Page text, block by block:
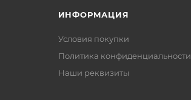
ИНФОРМАЦИЯ
Условия покупки
Политика конфиденциальности
Наши реквизиты